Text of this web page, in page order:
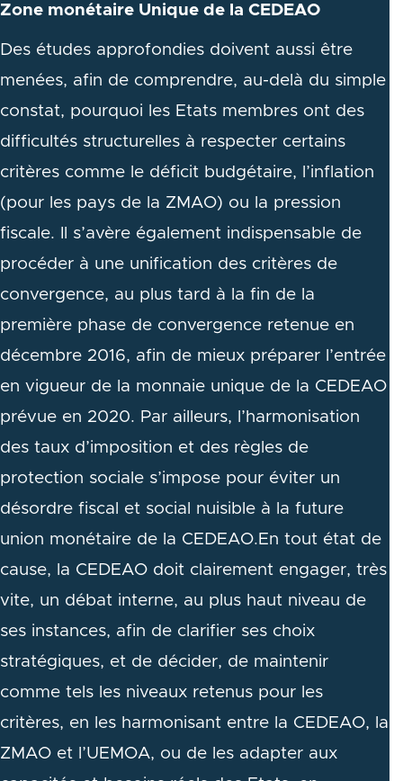
Zone monétaire Unique de la CEDEAO
Des études approfondies doivent aussi être
menées, afin de comprendre, au-delà du simple
constat, pourquoi les Etats membres ont des
difficultés structurelles à respecter certains
critères comme le déficit budgétaire, l’inflation
(pour les pays de la ZMAO) ou la pression
fiscale. Il s’avère également indispensable de
procéder à une unification des critères de
convergence, au plus tard à la fin de la
première phase de convergence retenue en
décembre 2016, afin de mieux préparer l’entrée
en vigueur de la monnaie unique de la CEDEAO
prévue en 2020. Par ailleurs, l’harmonisation
des taux d’imposition et des règles de
protection sociale s’impose pour éviter un
désordre fiscal et social nuisible à la future
union monétaire de la CEDEAO.En tout état de
cause, la CEDEAO doit clairement engager, très
vite, un débat interne, au plus haut niveau de
ses instances, afin de clarifier ses choix
stratégiques, et de décider, de maintenir
comme tels les niveaux retenus pour les
critères, en les harmonisant entre la CEDEAO, la
ZMAO et l’UEMOA, ou de les adapter aux